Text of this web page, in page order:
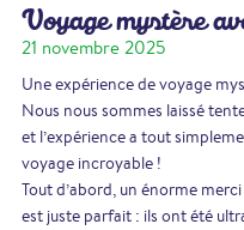
Voyage mystère
21 novembre 2025
Une expérience de voyage
Nous nous sommes laissé
et l’expérience a tout
voyage incroyable !
Tout d’abord, un énorme
est juste parfait : ils ont été